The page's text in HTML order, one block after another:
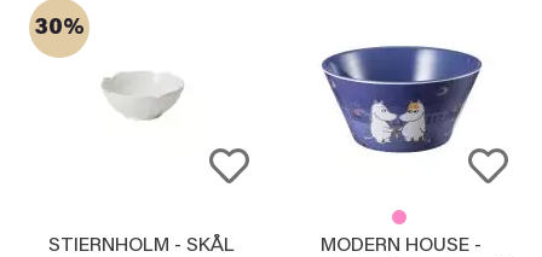
30%
STIERNHOLM - SKÅL
MODERN HOUSE -